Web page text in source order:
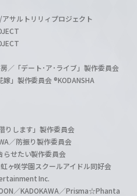
サルトリリィプロジェクト
／「デート･ア･ライブ」製作委員会
」製作委員会 ®KODANSHA
りします」製作委員会
／防振り製作委員会
せたい製作委員会
ヶ咲学園スクールアイドル同好会
Inc.
／KADOKAWA／Prisma☆Phanta